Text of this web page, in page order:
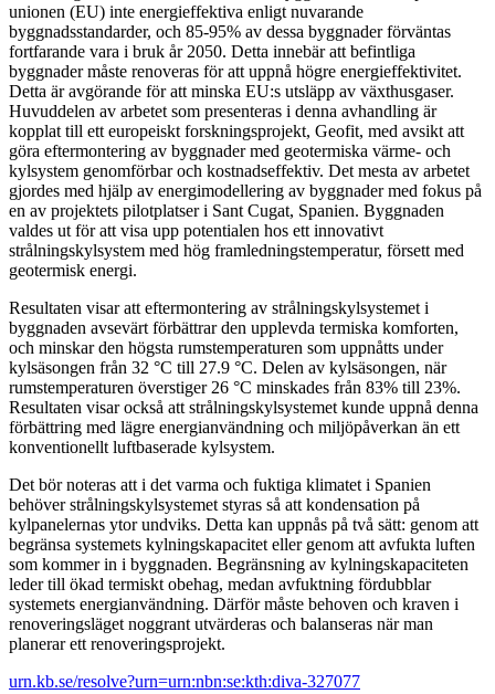
unionen (EU) inte energieffektiva enligt nuvarande
byggnadsstandarder, och 85-95% av dessa byggnader förväntas
fortfarande vara i bruk år 2050. Detta innebär att befintliga
byggnader måste renoveras för att uppnå högre energieffektivitet.
Detta är avgörande för att minska EU:s utsläpp av växthusgaser.
Huvuddelen av arbetet som presenteras i denna avhandling är
kopplat till ett europeiskt forskningsprojekt, Geofit, med avsikt att
göra eftermontering av byggnader med geotermiska värme- och
kylsystem genomförbar och kostnadseffektiv. Det mesta av arbetet
gjordes med hjälp av energimodellering av byggnader med fokus på
en av projektets pilotplatser i Sant Cugat, Spanien. Byggnaden
valdes ut för att visa upp potentialen hos ett innovativt
strålningskylsystem med hög framledningstemperatur, försett med
geotermisk energi.
Resultaten visar att eftermontering av strålningskylsystemet i
byggnaden avsevärt förbättrar den upplevda termiska komforten,
och minskar den högsta rumstemperaturen som uppnåtts under
kylsäsongen från 32 °C till 27.9 °C. Delen av kylsäsongen, när
rumstemperaturen överstiger 26 °C minskades från 83% till 23%.
Resultaten visar också att strålningskylsystemet kunde uppnå denna
förbättring med lägre energianvändning och miljöpåverkan än ett
konventionellt luftbaserade kylsystem.
Det bör noteras att i det varma och fuktiga klimatet i Spanien
behöver strålningskylsystemet styras så att kondensation på
kylpanelernas ytor undviks. Detta kan uppnås på två sätt: genom att
begränsa systemets kylningskapacitet eller genom att avfukta luften
som kommer in i byggnaden. Begränsning av kylningskapaciteten
leder till ökad termiskt obehag, medan avfuktning fördubblar
systemets energianvändning. Därför måste behoven och kraven i
renoveringsläget noggrant utvärderas och balanseras när man
planerar ett renoveringsprojekt.
urn.kb.se/resolve?urn=urn:nbn:se:kth:diva-327077